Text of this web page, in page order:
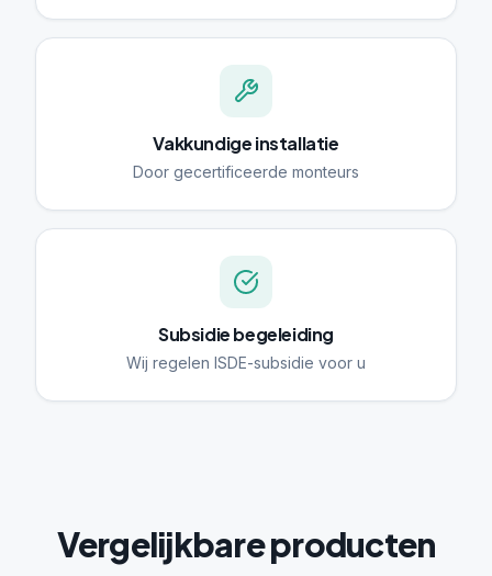
Vakkundige installatie
Door gecertificeerde monteurs
Subsidie begeleiding
Wij regelen ISDE-subsidie voor u
Vergelijkbare producten